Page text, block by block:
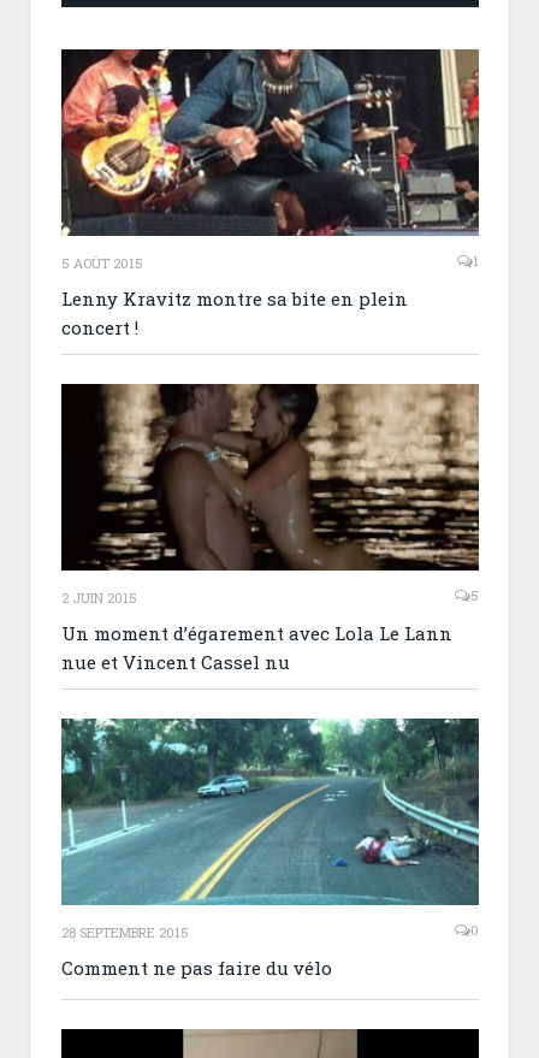
5 AOÛT 2015 1
Lenny Kravitz montre sa bite en plein
concert !
2 JUIN 2015 5
Un moment d’égarement avec Lola Le Lann
nue et Vincent Cassel nu
28 SEPTEMBRE 2015 0
Comment ne pas faire du vélo